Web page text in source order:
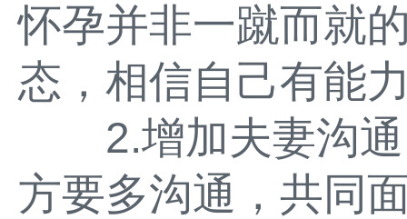
怀孕并非一蹴而就
态，相信自己有能
2.增加夫妻沟通
方要多沟通，共同